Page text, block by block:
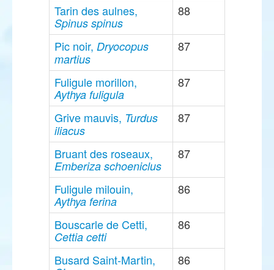
Tarin des aulnes,
Spinus spinus
88
Pic noir, Dryocopus
martius
87
Fuligule morillon,
Aythya fuligula
87
Grive mauvis, Turdus
iliacus
87
Bruant des roseaux,
Emberiza schoeniclus
87
Fuligule milouin,
Aythya ferina
86
Bouscarle de Cetti,
Cettia cetti
86
Busard Saint-Martin, 86